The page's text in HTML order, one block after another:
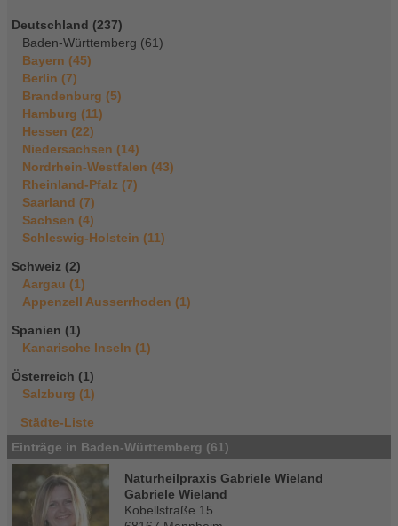
Deutschland (237)
Baden-Württemberg (61)
Bayern (45)
Berlin (7)
Brandenburg (5)
Hamburg (11)
Hessen (22)
Niedersachsen (14)
Nordrhein-Westfalen (43)
Rheinland-Pfalz (7)
Saarland (7)
Sachsen (4)
Schleswig-Holstein (11)
Schweiz (2)
Aargau (1)
Appenzell Ausserrhoden (1)
Spanien (1)
Kanarische Inseln (1)
Österreich (1)
Salzburg (1)
Städte-Liste
Einträge in Baden-Württemberg (61)
Naturheilpraxis Gabriele Wieland
Gabriele Wieland
Kobellstraße 15